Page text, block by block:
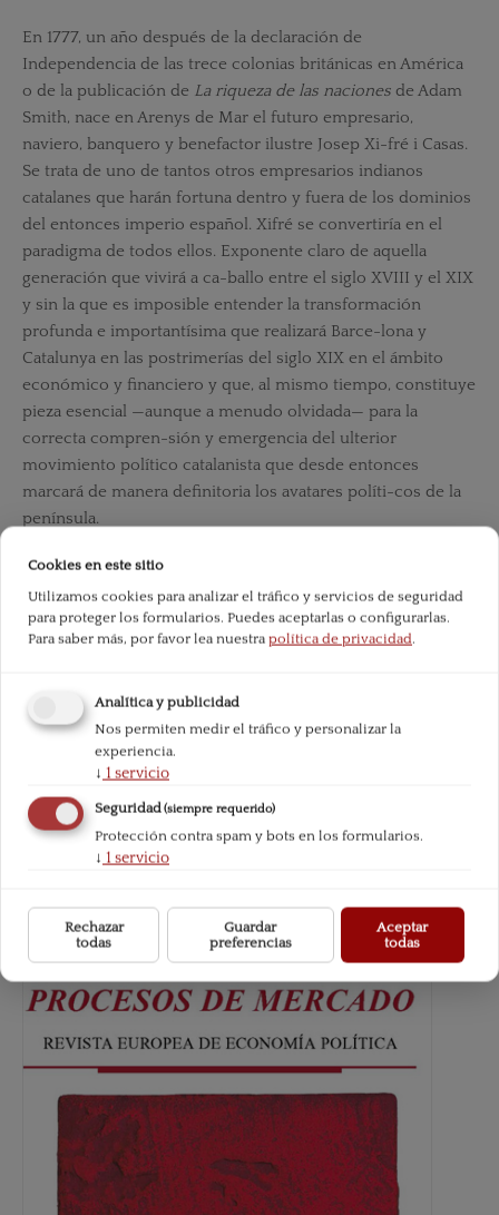
En 1777, un año después de la declaración de
Independencia de las trece colonias británicas en América
o de la publicación de La riqueza de las naciones de Adam
Smith, nace en Arenys de Mar el futuro empresario,
naviero, banquero y benefactor ilustre Josep Xi-fré i Casas.
Se trata de uno de tantos otros empresarios indianos
catalanes que harán fortuna dentro y fuera de los dominios
del entonces imperio español. Xifré se convertiría en el
paradigma de todos ellos. Exponente claro de aquella
generación que vivirá a ca-ballo entre el siglo XVIII y el XIX
y sin la que es imposible entender la transformación
profunda e importantísima que realizará Barce-lona y
Catalunya en las postrimerías del siglo XIX en el ámbito
económico y financiero y que, al mismo tiempo, constituye
pieza esencial —aunque a menudo olvidada— para la
correcta compren-sión y emergencia del ulterior
movimiento político catalanista que desde entonces
marcará de manera definitoria los avatares políti-cos de la
península.
Downloads
Total downloads since publication:132
Cookies en este sitio
Utilizamos cookies para analizar el tráfico y servicios de seguridad
para proteger los formularios. Puedes aceptarlas o configurarlas.
Para saber más, por favor lea nuestra política de privacidad.
Analítica y publicidad
Nos permiten medir el tráfico y personalizar la
experiencia.
↓ 1servicio
Seguridad(siempre requerido)
Protección contra spam y bots en los formularios.
↓ 1servicio
Rechazar
todas
Guardar
preferencias
Aceptar
todas